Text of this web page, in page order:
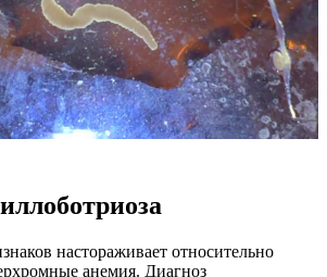
настораживает относительно
анемия. Диагноз